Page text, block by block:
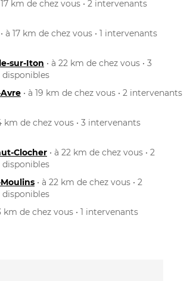
17 km de chez vous • 2 intervenants
• à 17 km de chez vous • 1 intervenants
sur-Iton • à 22 km de chez vous • 3
• à 19 km de chez vous • 2 intervenants
km de chez vous • 3 intervenants
Clocher • à 22 km de chez vous • 2
• à 22 km de chez vous • 2
km de chez vous • 1 intervenants